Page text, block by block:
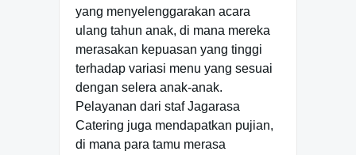
yang menyelenggarakan acara
ulang tahun anak, di mana mereka
merasakan kepuasan yang tinggi
terhadap variasi menu yang sesuai
dengan selera anak-anak.
Pelayanan dari staf Jagarasa
Catering juga mendapatkan pujian,
di mana para tamu merasa